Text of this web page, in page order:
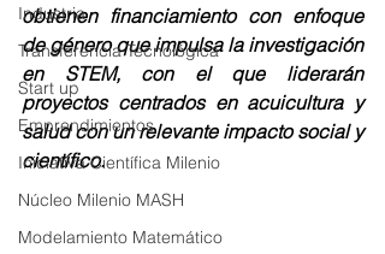
Industria
Transferencia Tecnológica
Start up
Emprendimientos
Iniciativa Científica Milenio
Núcleo Milenio MASH
Modelamiento Matemático
obtienen financiamiento con enfoque
de género que impulsa la investigación
en STEM, con el que liderarán
proyectos centrados en acuicultura y
salud con un relevante impacto social y
científico.